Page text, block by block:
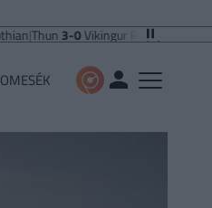
3-0Vikingur Reykjavik PAOK Saloniki